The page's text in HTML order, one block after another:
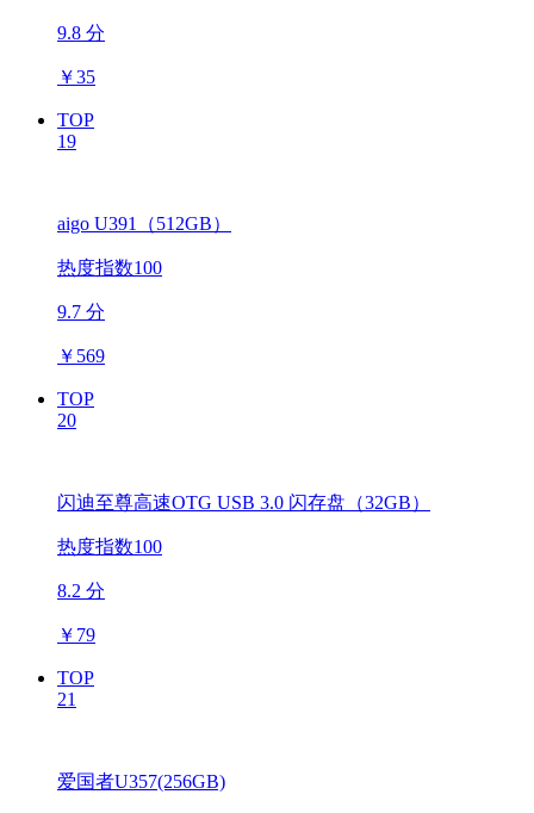
9.8 分
￥35
TOP
19
aigo U391（512GB）
热度指数100
9.7 分
￥ 569
TOP
20
闪迪至尊高速OTG USB 3.0 闪存盘（32GB）
热度指数100
8.2 分
￥ 79
TOP
21
爱国者U357(256GB)